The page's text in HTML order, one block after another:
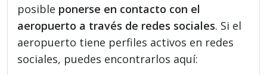
posible ponerse en contacto con el
aeropuerto a través de redes sociales. Si el
aeropuerto tiene perfiles activos en redes
sociales, puedes encontrarlos aquí: